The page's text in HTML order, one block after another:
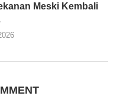
Meski Kembali